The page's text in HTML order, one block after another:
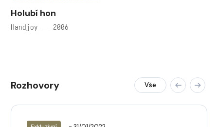
Holubí hon
Handjoy — 2006
Rozhovory Vše